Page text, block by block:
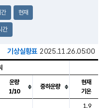
현재
간
기상실황표 2025.11.26.05:00
강수, 바람, 기압등을 안내한 표입
운량
1/10
중하운량
현재
기온
1.9